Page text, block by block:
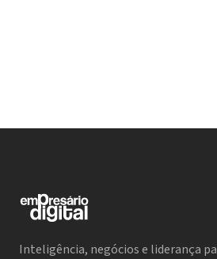
Inteligência, negócios e liderança